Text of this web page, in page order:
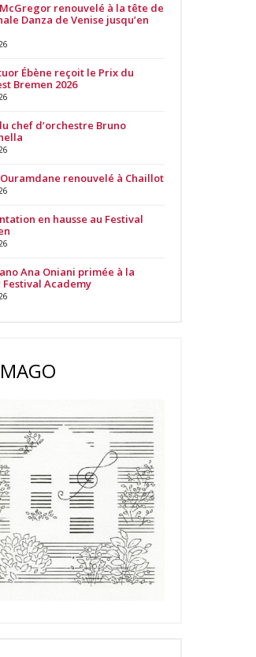
renouvelé à la tête de
Danza de Venise jusqu’en
Ébène reçoit le Prix du
Bremen 2026
chef d’orchestre Bruno
renouvelé à Chaillot
en hausse au Festival
Ana Oniani primée à la
Academy